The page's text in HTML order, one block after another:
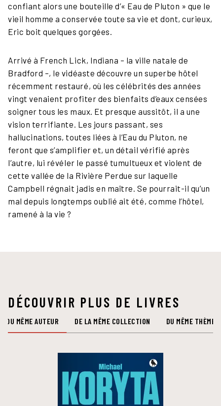
confiant alors une bouteille d’« Eau de Pluton » que le
vieil homme a conservée toute sa vie et dont, curieux,
Eric boit quelques gorgées.
Arrivé à French Lick, Indiana – la ville natale de
Bradford –, le vidéaste découvre un superbe hôtel
récemment restauré, où les célébrités des années
vingt venaient profiter des bienfaits d’eaux censées
soigner tous les maux. Et presque aussitôt, il a une
vision terrifiante. Les jours passant, ses
hallucinations, toutes liées à l’Eau du Pluton, ne
feront que s’amplifier et, un détail vérifié après
l’autre, lui révéler le passé tumultueux et violent de
cette vallée de la Rivière Perdue sur laquelle
Campbell régnait jadis en maître. Se pourrait-il qu’un
mal depuis longtemps oublié ait été, comme l’hôtel,
ramené à la vie ?
DÉCOUVRIR PLUS DE LIVRES
DU MÊME AUTEUR DE LA MÊME COLLECTION DU MÊME THÈME